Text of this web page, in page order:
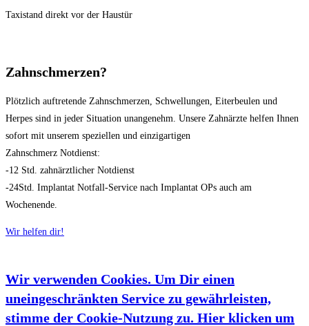
Taxistand direkt vor der Haustür
Zahnschmerzen?
Plötzlich auftretende Zahnschmerzen, Schwellungen, Eiterbeulen und
Herpes sind in jeder Situation unangenehm. Unsere Zahnärzte helfen Ihnen
sofort mit unserem speziellen und einzigartigen
Zahnschmerz Notdienst:
-12 Std. zahnärztlicher Notdienst
-24Std. Implantat Notfall-Service nach Implantat OPs auch am
Wochenende.
Wir helfen dir!
Wir verwenden Cookies. Um Dir einen
uneingeschränkten Service zu gewährleisten,
stimme der Cookie-Nutzung zu. Hier klicken um